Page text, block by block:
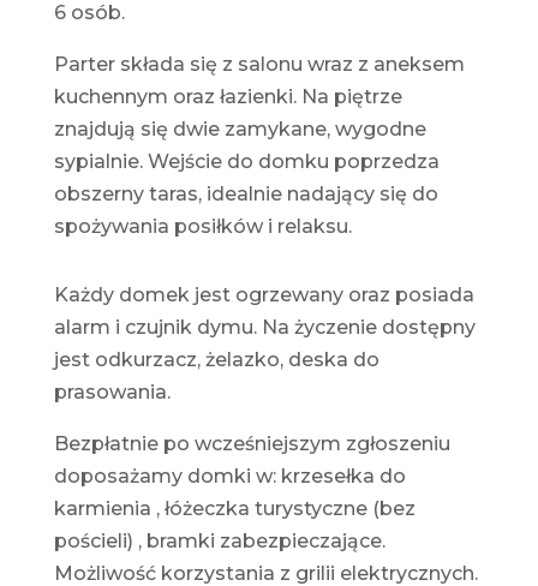
6 osób.
Parter składa się z salonu wraz z aneksem
kuchennym oraz łazienki. Na piętrze
znajdują się dwie zamykane, wygodne
sypialnie. Wejście do domku poprzedza
obszerny taras, idealnie nadający się do
spożywania posiłków i relaksu.
Każdy domek jest ogrzewany oraz posiada
alarm i czujnik dymu. Na życzenie dostępny
jest odkurzacz, żelazko, deska do
prasowania.
Bezpłatnie po wcześniejszym zgłoszeniu
doposażamy domki w: krzesełka do
karmienia , łóżeczka turystyczne (bez
pościeli) , bramki zabezpieczające.
Możliwość korzystania z grilii elektrycznych.